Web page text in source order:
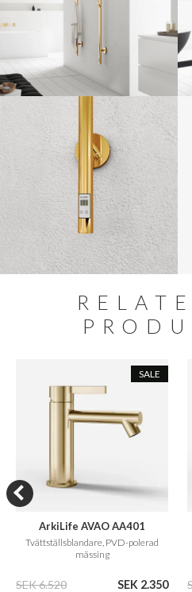
SALE
ArkiLife AVAO AA401
Tvättställsblandare, PVD-polerad
mässing
SEK 6.520 SEK 2.350